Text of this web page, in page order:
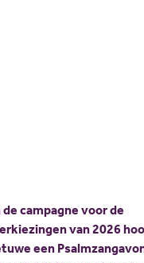
campagne voor de
van 2026
een